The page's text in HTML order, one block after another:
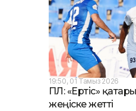
19:50, 01 Тамыз 2026
ҚПЛ: «Ертіс»
жеңіске жетті